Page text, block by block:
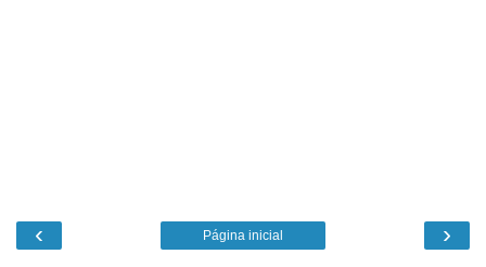
‹ ›
Página inicial